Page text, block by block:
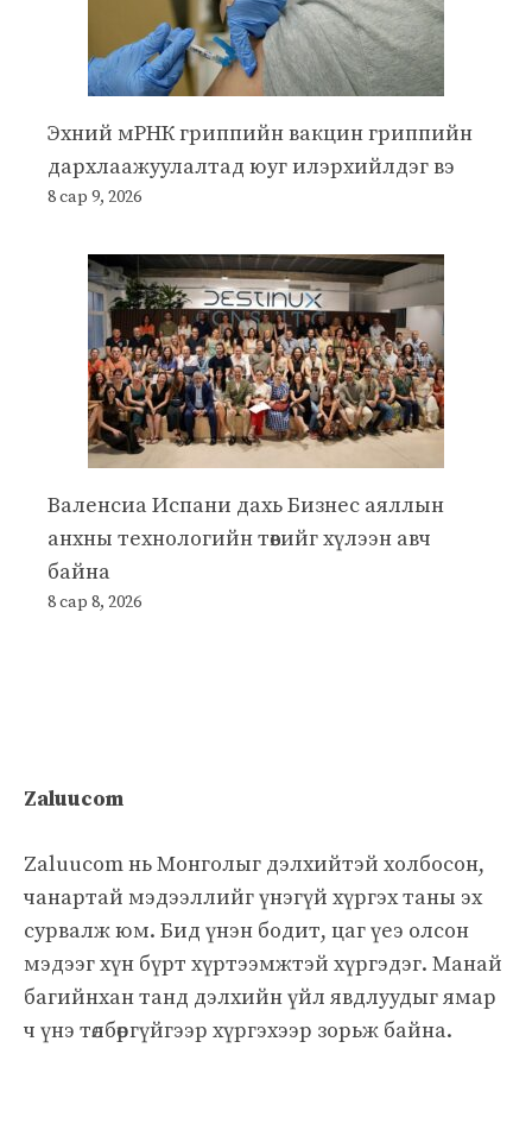
Эхний мРНК гриппийн вакцин гриппийн
дархлаажуулалтад юуг илэрхийлдэг вэ
8 сар 9, 2026
Валенсиа Испани дахь Бизнес аяллын
анхны технологийн төвийг хүлээн авч
байна
8 сар 8, 2026
Zaluucom
Zaluucom нь Монголыг дэлхийтэй холбосон,
чанартай мэдээллийг үнэгүй хүргэх таны эх
сурвалж юм. Бид үнэн бодит, цаг үеэ олсон
мэдээг хүн бүрт хүртээмжтэй хүргэдэг. Манай
багийнхан танд дэлхийн үйл явдлуудыг ямар
ч үнэ төлбөргүйгээр хүргэхээр зорьж байна.